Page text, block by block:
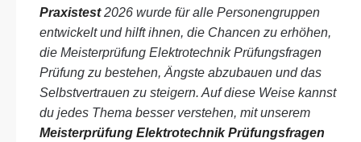
Praxistest2026 wurde für alle Personengruppen
entwickelt und hilft ihnen, die Chancen zu erhöhen,
die Meisterprüfung Elektrotechnik Prüfungsfragen
Prüfung zu bestehen, Ängste abzubauen und das
Selbstvertrauen zu steigern. Auf diese Weise kannst
du jedes Thema besser verstehen, mit unserem
Meisterprüfung Elektrotechnik Prüfungsfragen